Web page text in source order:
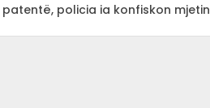
patentë, policia ia konfiskon mjetin